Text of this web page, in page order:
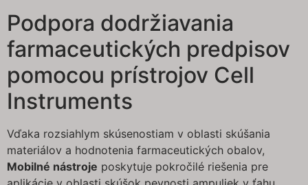
Podpora dodržiavania
farmaceutických predpisov
pomocou prístrojov Cell
Instruments
Vďaka rozsiahlym skúsenostiam v oblasti skúšania
materiálov a hodnotenia farmaceutických obalov,
Mobilné nástroje poskytuje pokročilé riešenia pre